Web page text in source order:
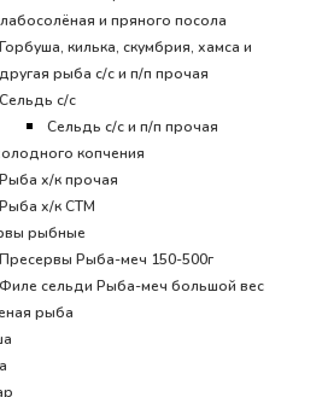
и пряного посола
Горбуша, килька, скумбрия, хамса и
другая рыба с/с и п/п прочая
Сельдь с/с
Сельдь с/с и п/п прочая
копчения
Рыба х/к прочая
Рыба х/к СТМ
рыбные
Пресервы Рыба-меч 150-500г
Филе сельди Рыба-меч большой вес
рыба